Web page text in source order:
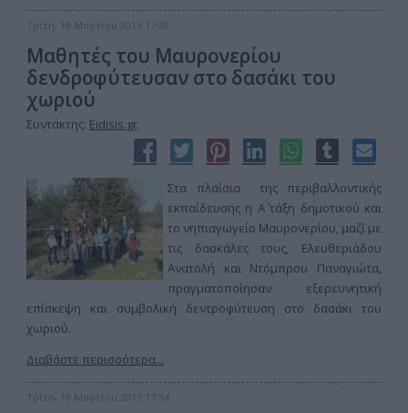
Τρίτη, 19 Μαρτίου 2013 17:38
Μαθητές του Μαυρονερίου
δενδροφύτευσαν στο δασάκι του
χωριού
Συντάκτης: Eidisis.gr
Στα πλαίσια της περιβαλλοντικής
εκπαίδευσης η Α΄ τάξη δημοτικού και
το νηπιαγωγείο Μαυρονερίου, μαζί με
τις δασκάλες τους, Ελευθεριάδου
Ανατολή και Ντόμπρου Παναγιώτα,
πραγματοποίησαν εξερευνητική
επίσκεψη και συμβολική δεντροφύτευση στο δασάκι του
χωριού.
Διαβάστε περισσότερα...
Τρίτη, 19 Μαρτίου 2013 17:34